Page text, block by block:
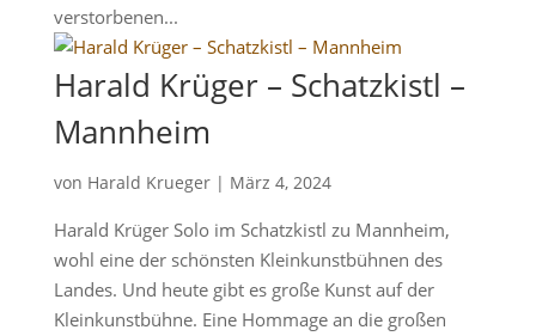
verstorbenen...
Harald Krüger – Schatzkistl –
Mannheim
von Harald Krueger| März 4, 2024
Harald Krüger Solo im Schatzkistl zu Mannheim,
wohl eine der schönsten Kleinkunstbühnen des
Landes. Und heute gibt es große Kunst auf der
Kleinkunstbühne. Eine Hommage an die großen